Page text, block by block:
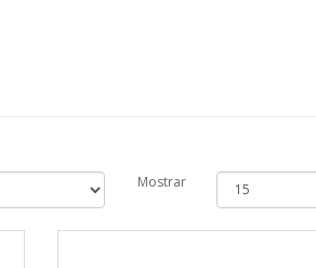
Mostrar